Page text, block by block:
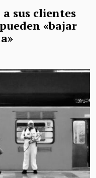
sus clientes
«bajar